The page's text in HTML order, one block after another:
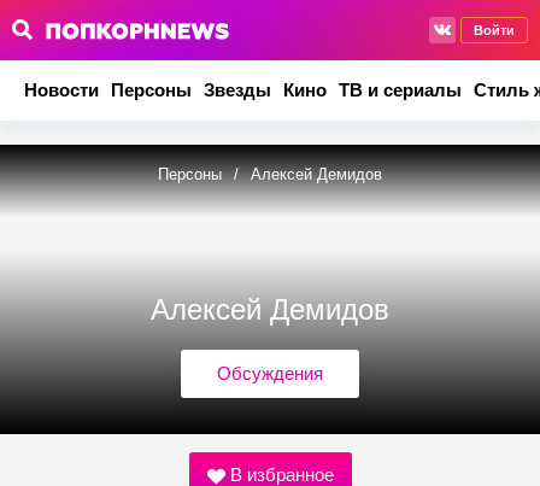
Войти
Новости Персоны Звезды Кино ТВ и сериалы Стиль
Персоны / Алексей Демидов
Алексей Демидов
Обсуждения
В избранное